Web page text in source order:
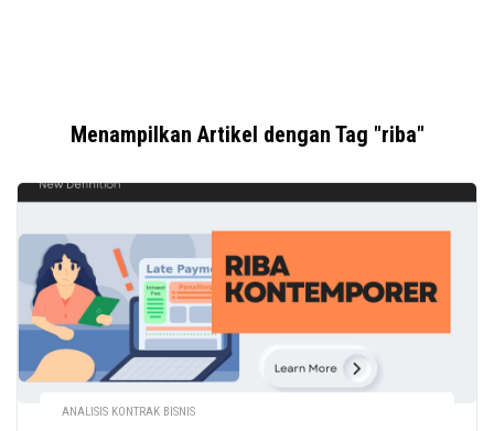
Menampilkan Artikel dengan Tag "riba"
ANALISIS KONTRAK BISNIS